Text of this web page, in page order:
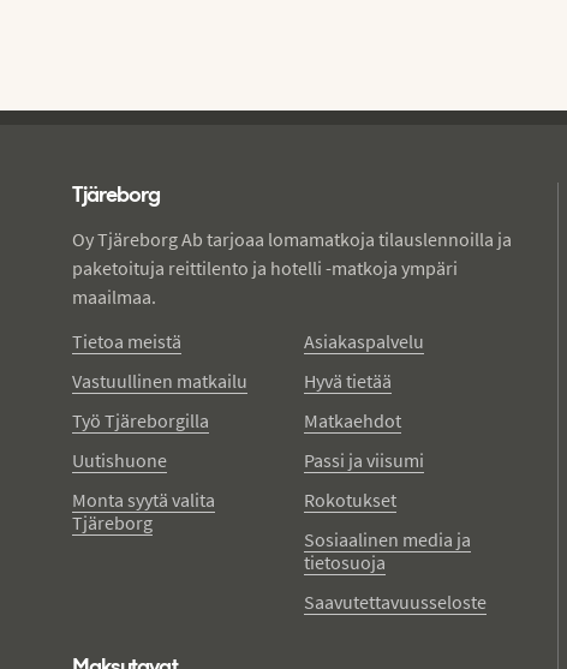
Tjäreborg
Oy Tjäreborg Ab tarjoaa lomamatkoja tilauslennoilla ja
paketoituja reittilento ja hotelli -matkoja ympäri
maailmaa.
Tietoa meistä
Vastuullinen matkailu
Työ Tjäreborgilla
Uutishuone
Monta syytä valita
Tjäreborg
Asiakaspalvelu
Hyvä tietää
Matkaehdot
Passi ja viisumi
Rokotukset
Sosiaalinen media ja
tietosuoja
Saavutettavuusseloste